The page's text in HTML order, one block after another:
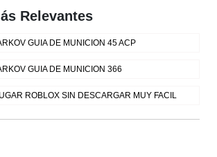
Relevantes
GUIA DE MUNICION 45 ACP
GUIA DE MUNICION 366
ROBLOX SIN DESCARGAR MUY FACIL